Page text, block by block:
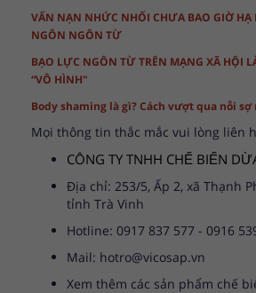
VẤN NẠN NHỨC NHỐI CHƯA BAO GIỜ HẠ
NGÔN NGÔN TỪ
BẠO LỰC NGÔN TỪ TRÊN MẠNG XÃ HỘI
“VÔ HÌNH"
Body shaming là gì? Cách vượt qua nỗi sợ
Mọi thông tin thắc mắc vui lòng liên
CÔNG TY TNHH CHẾ BIẾN
Địa chỉ: 253/5, Ấp 2, xã Thạnh
tỉnh Trà Vinh
Hotline: 0917 837 577 - 0916
Mail: hotro@vicosap.vn
Xem thêm các sản phẩm chế